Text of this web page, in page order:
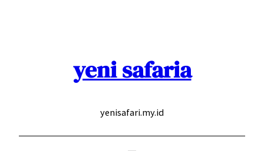
yeni safaria
yenisafari.my.id